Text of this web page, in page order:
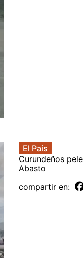
El País
Curundeños
Abasto
compartir en: